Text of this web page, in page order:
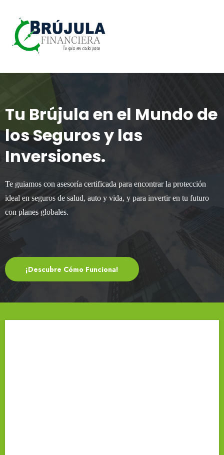
Tu Brújula en el Mundo de
los Seguros y las
Inversiones.
Te guiamos con asesoría certificada para encontrar la protección
ideal en seguros de salud, auto y vida, y para invertir en tu futuro
con planes globales.
¡Descubre Cómo Funciona!